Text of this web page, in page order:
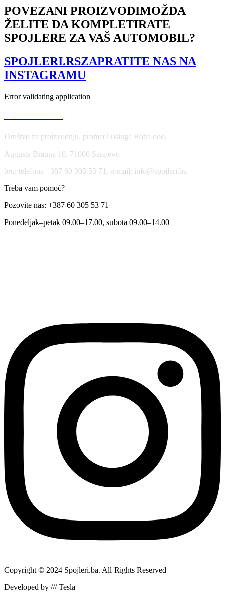
CAMARO
6TH-
GEN.
PHASE-
2SS
COUPE
količina
POVEZANI PROIZVODIMOŽDA
ŽELITE DA KOMPLETIRATE
SPOJLERE ZA VAŠ AUTOMOBIL?
SPOJLERI.RSZAPRATITE NAS NA
INSTAGRAMU
Error validating application
Društvo za proizvodnju, promet i usluge Botta doo,
Augusta Brauna 10, 71000 Sarajevo
broj telefona +387 60 305 53 71, e-mail: info@spojleri.ba
Treba vam pomoć?
Pozovite nas: +387 60 305 53 71
Ponedeljak–petak 09.00–17.00, subota 09.00–14.00
Copyright © 2024 Spojleri.ba. All Rights Reserved
Developed by /// Tesla